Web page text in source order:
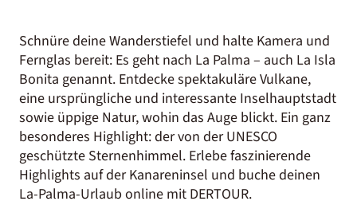
Schnüre deine Wanderstiefel und halte Kamera und
Fernglas bereit: Es geht nach La Palma – auch La Isla
Bonita genannt. Entdecke spektakuläre Vulkane,
eine ursprüngliche und interessante Inselhauptstadt
sowie üppige Natur, wohin das Auge blickt. Ein ganz
besonderes Highlight: der von der UNESCO
geschützte Sternenhimmel. Erlebe faszinierende
Highlights auf der Kanareninsel und buche deinen
La-Palma-Urlaub online mit DERTOUR.